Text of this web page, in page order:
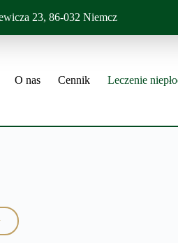
23, 86-032 Niemcz
O nas Cennik Leczenie